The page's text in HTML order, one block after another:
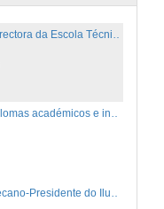
Entrega de Diplomas académicos e insignias á III Promoción do Grao en Enxeñaría da Enerxía, á III Promoción do Grao en Enxeñaría dos Recursos Mineiros e Enerxéticos e á I Promoción do Máster Universit